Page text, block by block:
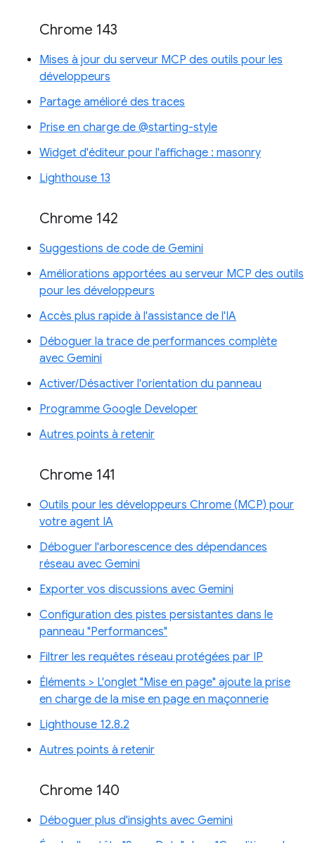
Chrome 143
Mises à jour du serveur MCP des outils pour les
développeurs
Partage amélioré des traces
Prise en charge de @starting-style
Widget d'éditeur pour l'affichage : masonry
Lighthouse 13
Chrome 142
Suggestions de code de Gemini
Améliorations apportées au serveur MCP des outils
pour les développeurs
Accès plus rapide à l'assistance de l'IA
Déboguer la trace de performances complète
avec Gemini
Activer/Désactiver l'orientation du panneau
Programme Google Developer
Autres points à retenir
Chrome 141
Outils pour les développeurs Chrome (MCP) pour
votre agent IA
Déboguer l'arborescence des dépendances
réseau avec Gemini
Exporter vos discussions avec Gemini
Configuration des pistes persistantes dans le
panneau "Performances"
Filtrer les requêtes réseau protégées par IP
Éléments > L'onglet "Mise en page" ajoute la prise
en charge de la mise en page en maçonnerie
Lighthouse 12.8.2
Autres points à retenir
Chrome 140
Déboguer plus d'insights avec Gemini